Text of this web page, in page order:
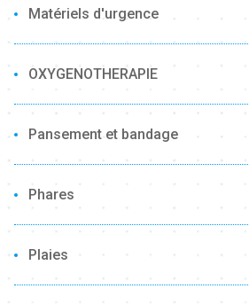
Matériels d'urgence
OXYGENOTHERAPIE
Pansement et bandage
Phares
Plaies